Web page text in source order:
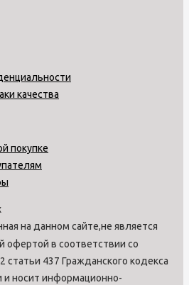
качества
покупке
на данном сайте,не является
офертой в соответствии со
статьи 437 Гражданского кодекса
носит информационно-